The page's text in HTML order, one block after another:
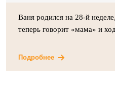
Ваня родился на 28-й
теперь говорит «мама» и
Подробнее